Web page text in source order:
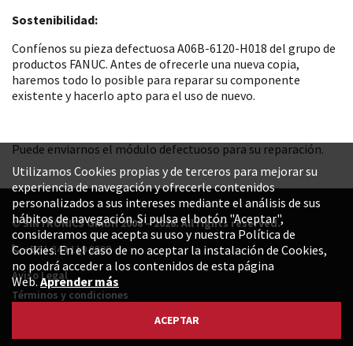
Sostenibilidad:
Confíenos su pieza defectuosa A06B-6120-H018 del grupo de
productos FANUC. Antes de ofrecerle una nueva copia,
haremos todo lo posible para reparar su componente
existente y hacerlo apto para el uso de nuevo.
Puede enviarnos el módulo defectuoso para su reparación.
© SINTRONICS GmbH 2008 – 2026. All rights reserved.
+52 1 844 119 8800
Aviso Legal
Términos y condiciones
Utilizamos Cookies propias y de terceros para mejorar su
experiencia de navegación y ofrecerle contenidos
personalizados a sus intereses mediante el análisis de sus
hábitos de navegación. Si pulsa el botón "Aceptar",
consideramos que acepta su uso y nuestra Política de
Cookies. En el caso de no aceptar la instalación de Cookies,
no podrá acceder a los contenidos de esta página
Web.Aprender más
ACEPTAR